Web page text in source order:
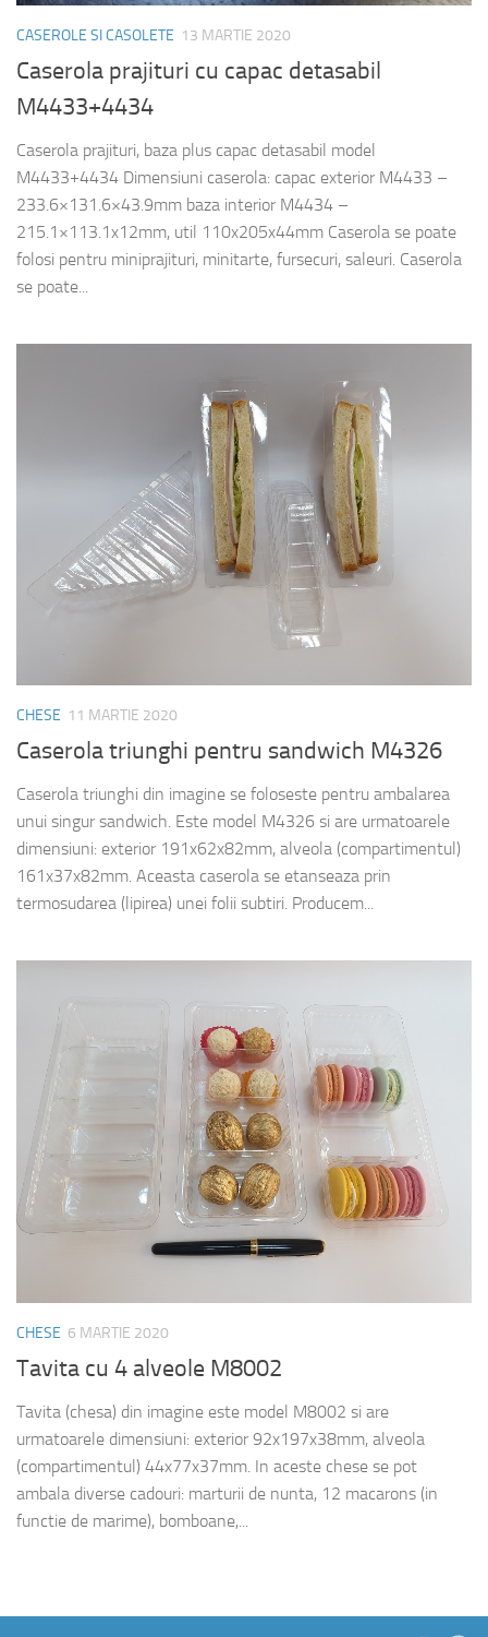
CASEROLE SI CASOLETE 13 MARTIE 2020
Caserola prajituri cu capac detasabil
M4433+4434
Caserola prajituri, baza plus capac detasabil model
M4433+4434 Dimensiuni caserola: capac exterior M4433 –
233.6×131.6×43.9mm baza interior M4434 –
215.1×113.1x12mm, util 110x205x44mm Caserola se poate
folosi pentru miniprajituri, minitarte, fursecuri, saleuri. Caserola
se poate...
CHESE 11 MARTIE 2020
Caserola triunghi pentru sandwich M4326
Caserola triunghi din imagine se foloseste pentru ambalarea
unui singur sandwich. Este model M4326 si are urmatoarele
dimensiuni: exterior 191x62x82mm, alveola (compartimentul)
161x37x82mm. Aceasta caserola se etanseaza prin
termosudarea (lipirea) unei folii subtiri. Producem...
CHESE 6 MARTIE 2020
Tavita cu 4 alveole M8002
Tavita (chesa) din imagine este model M8002 si are
urmatoarele dimensiuni: exterior 92x197x38mm, alveola
(compartimentul) 44x77x37mm. In aceste chese se pot
ambala diverse cadouri: marturii de nunta, 12 macarons (in
functie de marime), bomboane,...